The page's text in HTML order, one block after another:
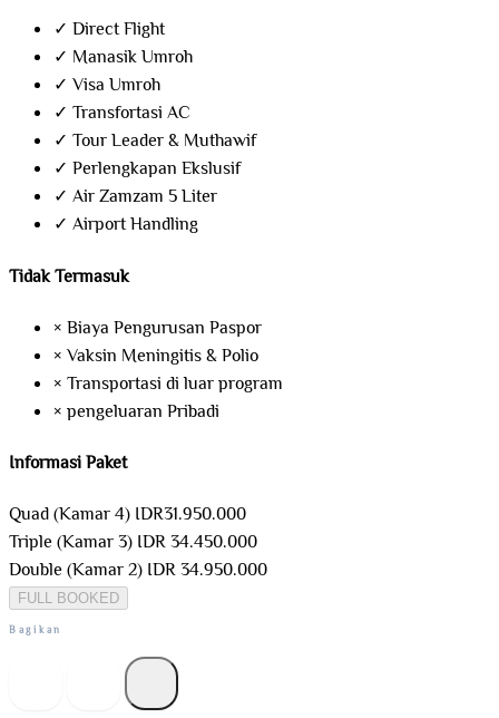
✓ Direct Flight
✓ Manasik Umroh
✓ Visa Umroh
✓ Transfortasi AC
✓ Tour Leader & Muthawif
✓ Perlengkapan Ekslusif
✓ Air Zamzam 5 Liter
✓ Airport Handling
Tidak Termasuk
× Biaya Pengurusan Paspor
×Vaksin Meningitis & Polio
× Transportasi di luar program
× pengeluaran Pribadi
Informasi Paket
Quad (Kamar 4) IDR31.950.000
Triple (Kamar 3) IDR 34.450.000
Double (Kamar 2) IDR 34.950.000
FULL BOOKED
Bagikan